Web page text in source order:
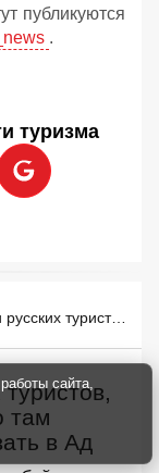
публикуются
.
туризма
В Таиланде убили русских туристов, но власти утверждают, что там безопасно: добро пожаловать в Ад
там
в Ад
сайта,